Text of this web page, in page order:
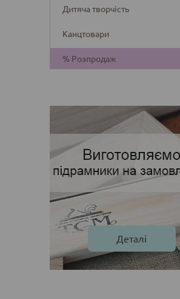
Дитяча творчість
Канцтовари
% Розпродаж
Деталі